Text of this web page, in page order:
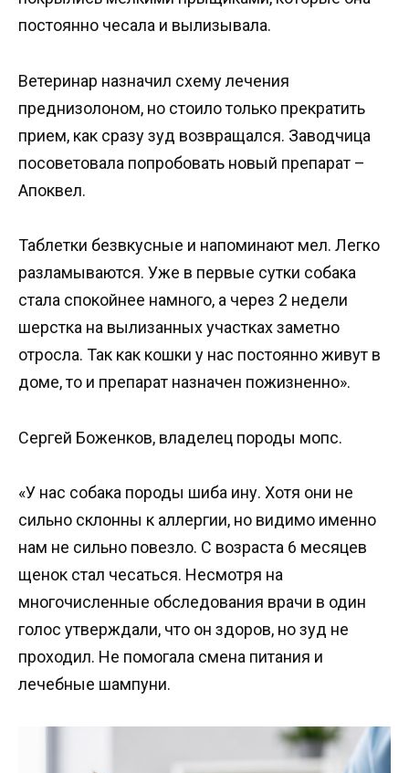
постоянно чесала и вылизывала.
Ветеринар назначил схему лечения
преднизолоном, но стоило только прекратить
прием, как сразу зуд возвращался. Заводчица
посоветовала попробовать новый препарат –
Апоквел.
Таблетки безвкусные и напоминают мел. Легко
разламываются. Уже в первые сутки собака
стала спокойнее намного, а через 2 недели
шерстка на вылизанных участках заметно
отросла. Так как кошки у нас постоянно живут в
доме, то и препарат назначен пожизненно».
Сергей Боженков, владелец породы мопс.
«У нас собака породы шиба ину. Хотя они не
сильно склонны к аллергии, но видимо именно
нам не сильно повезло. С возраста 6 месяцев
щенок стал чесаться. Несмотря на
многочисленные обследования врачи в один
голос утверждали, что он здоров, но зуд не
проходил. Не помогала смена питания и
лечебные шампуни.